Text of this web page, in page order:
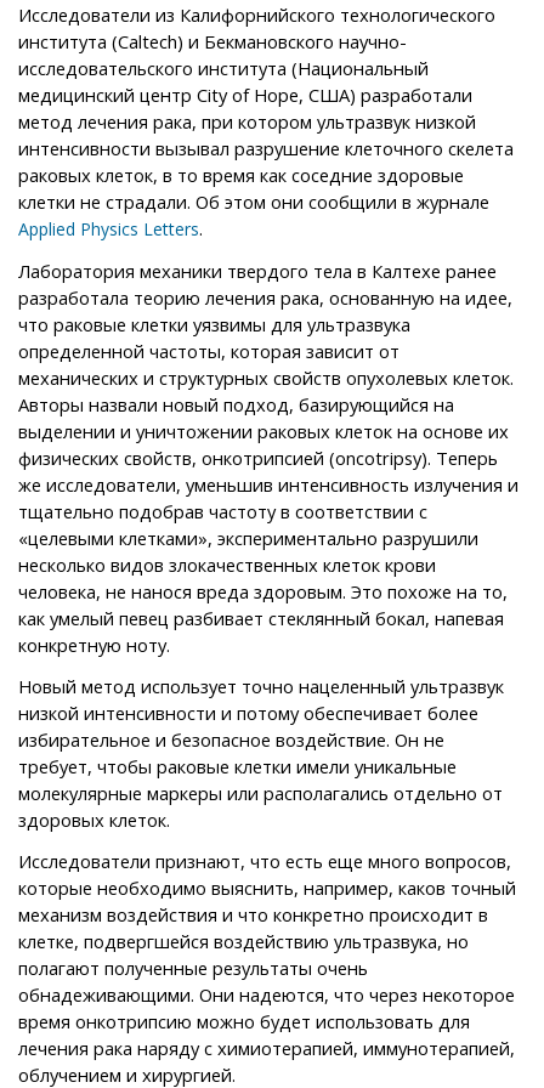
Исследователи из Калифорнийского технологического
института (Caltech) и Бекмановского научно-
исследовательского института (Национальный
медицинский центр City of Hope, США) разработали
метод лечения рака, при котором ультразвук низкой
интенсивности вызывал разрушение клеточного скелета
раковых клеток, в то время как соседние здоровые
клетки не страдали. Об этом они сообщили в журнале
Applied Physics Letters.
Лаборатория механики твердого тела в Калтехе ранее
разработала теорию лечения рака, основанную на идее,
что раковые клетки уязвимы для ультразвука
определенной частоты, которая зависит от
механических и структурных свойств опухолевых клеток.
Авторы назвали новый подход, базирующийся на
выделении и уничтожении раковых клеток на основе их
физических свойств, онкотрипсией (oncotripsy). Теперь
же исследователи, уменьшив интенсивность излучения и
тщательно подобрав частоту в соответствии с
«целевыми клетками», экспериментально разрушили
несколько видов злокачественных клеток крови
человека, не нанося вреда здоровым. Это похоже на то,
как умелый певец разбивает стеклянный бокал, напевая
конкретную ноту.
Новый метод использует точно нацеленный ультразвук
низкой интенсивности и потому обеспечивает более
избирательное и безопасное воздействие. Он не
требует, чтобы раковые клетки имели уникальные
молекулярные маркеры или располагались отдельно от
здоровых клеток.
Исследователи признают, что есть еще много вопросов,
которые необходимо выяснить, например, каков точный
механизм воздействия и что конкретно происходит в
клетке, подвергшейся воздействию ультразвука, но
полагают полученные результаты очень
обнадеживающими. Они надеются, что через некоторое
время онкотрипсию можно будет использовать для
лечения рака наряду с химиотерапией, иммунотерапией,
облучением и хирургией.